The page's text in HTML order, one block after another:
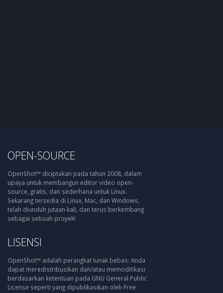
OPEN-SOURCE
OpenShot™ diciptakan pada tahun 2008, dalam
upaya untuk membangun editor video open-
source, gratis, dan sederhana untuk Linux.
Sekarang tersedia di Linux, Mac, dan Windows,
telah diunduh jutaan kali, dan terus berkembang
sebagai sebuah proyek!
LISENSI
OpenShot™ adalah perangkat lunak bebas: Anda
dapat meredistribusikan dan/atau memodifikasi
berdasarkan ketentuan pada GNU General Public
License seperti yang dipublikasikan oleh Free